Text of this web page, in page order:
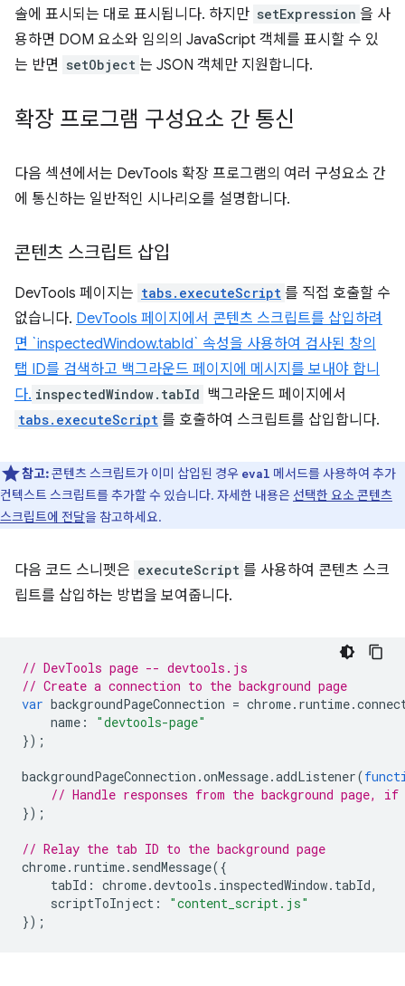
솔에 표시되는 대로 표시됩니다. 하지만 setExpression 을 사
용하면 DOM 요소와 임의의 JavaScript 객체를 표시할 수 있
는 반면 setObject 는 JSON 객체만 지원합니다.
확장 프로그램 구성요소 간 통신
다음 섹션에서는 DevTools 확장 프로그램의 여러 구성요소 간
에 통신하는 일반적인 시나리오를 설명합니다.
콘텐츠 스크립트 삽입
DevTools 페이지는 tabs.executeScript 를 직접 호출할 수
없습니다. DevTools 페이지에서 콘텐츠 스크립트를 삽입하려
면 `inspectedWindow.tabId` 속성을 사용하여 검사된 창의
탭 ID를 검색하고 백그라운드 페이지에 메시지를 보내야 합니
다. inspectedWindow.tabId 백그라운드 페이지에서
tabs.executeScript 를 호출하여 스크립트를 삽입합니다.
참고:콘텐츠 스크립트가 이미 삽입된 경우 eval 메서드를 사용하여 추가
컨텍스트 스크립트를 추가할 수 있습니다. 자세한 내용은 선택한 요소 콘텐츠
스크립트에 전달을 참고하세요.
다음 코드 스니펫은 executeScript 를 사용하여 콘텐츠 스크
립트를 삽입하는 방법을 보여줍니다.
// DevTools page -- devtools.js
// Create a connection to the background page
var backgroundPageConnection = chrome. runtime.
name :
"devtools-page"
});
backgroundPageConnection .onMessage.addListener(
// Handle responses from the background page, if
});
// Relay the tab ID to the background page
chrome. runtime. sendMessage({
tabId : chrome.devtools . inspectedWindow. tabId,
scriptToInject :
"content_script.js"
});